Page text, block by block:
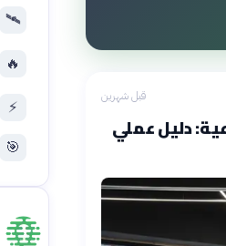
قبل شهرين
دليل عملي
🛰️
🔥
⚡
🎯